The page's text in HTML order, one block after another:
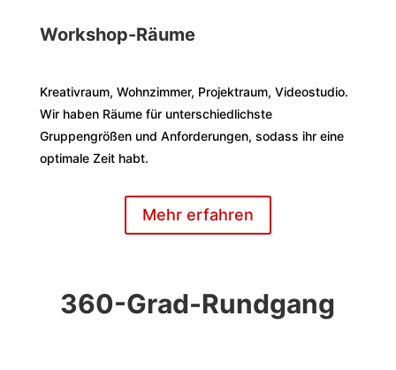
Workshop-Räume
Kreativraum, Wohnzimmer, Projektraum, Videostudio.
Wir haben Räume für unterschiedlichste
Gruppengrößen und Anforderungen, sodass ihr eine
optimale Zeit habt.
Mehr erfahren
360-Grad-Rundgang